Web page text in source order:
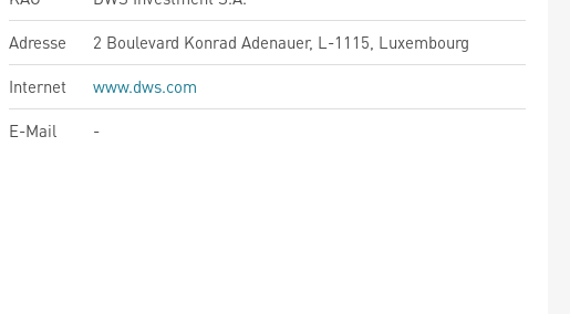
Adresse
2 Boulevard Konrad Adenauer, L-1115, Luxembourg
Internet
www.dws.com
E-Mail
-